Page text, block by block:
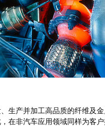
生产并加工高品质的纤维及
在非汽车应用领域同样为客户